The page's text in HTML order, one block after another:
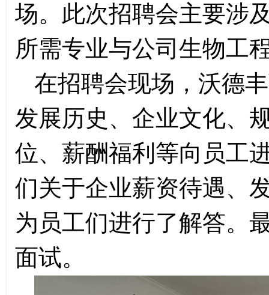
场。此次招聘会主要涉
所需专业与公司生物工
在招聘会现场，沃德
发展历史、企业文化、
位、薪酬福利等向员工
们关于企业薪资待遇、
为员工们进行了解答。
面试。